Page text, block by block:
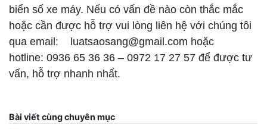
biển số xe máy. Nếu có vấn đề nào còn thắc mắc
hoặc cần được hỗ trợ vui lòng liên hệ với chúng tôi
qua email: luatsaosang@gmail.com hoặc
hotline: 0936 65 36 36 – 0972 17 27 57 để được tư
vấn, hỗ trợ nhanh nhất.
Bài viết cùng chuyên mục